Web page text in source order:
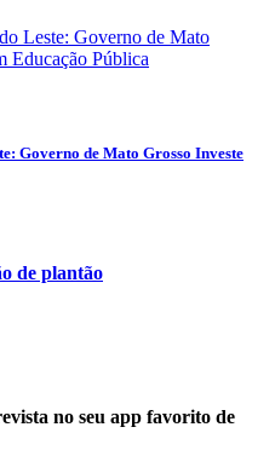
Governo de Mato Grosso Investe
de plantão
no seu app favorito de